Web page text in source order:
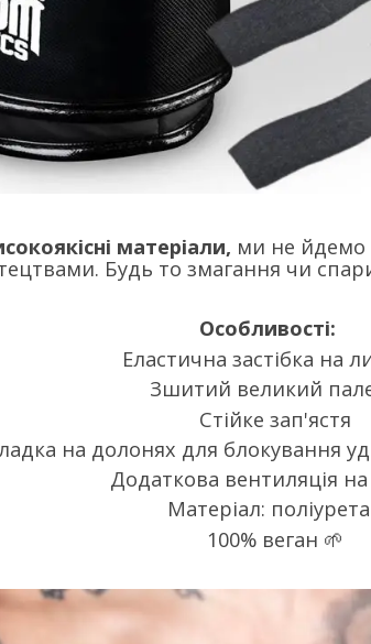
матеріали, ми не йдемо
Будь то змагання чи
Особливості:
Еластична застібка на
Зшитий великий
Стійке зап'ястя
на долонях для блокування
Додаткова вентиляція
Матеріал:
100% веган 🌱